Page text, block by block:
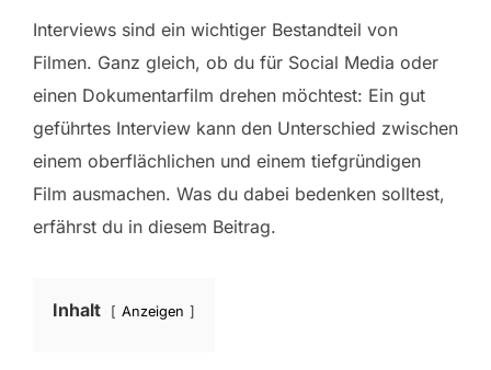
Interviews sind ein wichtiger Bestandteil von
Filmen. Ganz gleich, ob du für Social Media oder
einen Dokumentarfilm drehen möchtest: Ein gut
geführtes Interview kann den Unterschied zwischen
einem oberflächlichen und einem tiefgründigen
Film ausmachen. Was du dabei bedenken solltest,
erfährst du in diesem Beitrag.
Inhalt Anzeigen